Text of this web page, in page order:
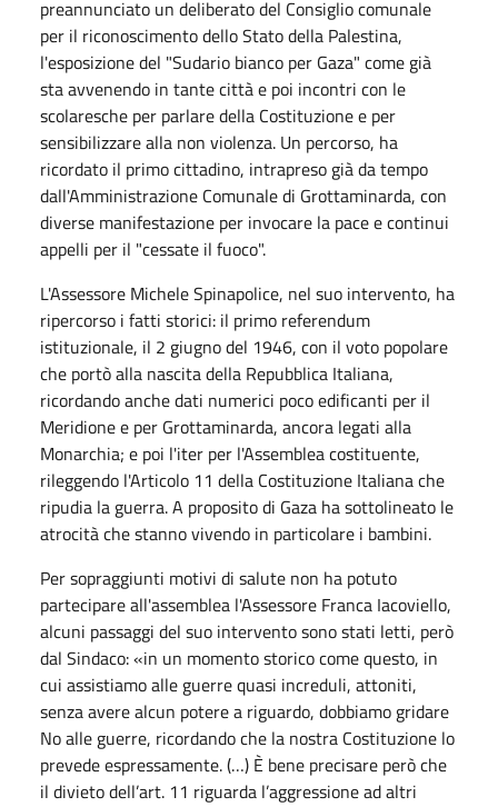
preannunciato un deliberato del Consiglio comunale
per il riconoscimento dello Stato della Palestina,
l'esposizione del "Sudario bianco per Gaza" come già
sta avvenendo in tante città e poi incontri con le
scolaresche per parlare della Costituzione e per
sensibilizzare alla non violenza. Un percorso, ha
ricordato il primo cittadino, intrapreso già da tempo
dall'Amministrazione Comunale di Grottaminarda, con
diverse manifestazione per invocare la pace e continui
appelli per il "cessate il fuoco".
L'Assessore Michele Spinapolice, nel suo intervento, ha
ripercorso i fatti storici: il primo referendum
istituzionale, il 2 giugno del 1946, con il voto popolare
che portò alla nascita della Repubblica Italiana,
ricordando anche dati numerici poco edificanti per il
Meridione e per Grottaminarda, ancora legati alla
Monarchia; e poi l'iter per l'Assemblea costituente,
rileggendo l'Articolo 11 della Costituzione Italiana che
ripudia la guerra. A proposito di Gaza ha sottolineato le
atrocità che stanno vivendo in particolare i bambini.
Per sopraggiunti motivi di salute non ha potuto
partecipare all'assemblea l'Assessore Franca Iacoviello,
alcuni passaggi del suo intervento sono stati letti, però
dal Sindaco: «in un momento storico come questo, in
cui assistiamo alle guerre quasi increduli, attoniti,
senza avere alcun potere a riguardo, dobbiamo gridare
No alle guerre, ricordando che la nostra Costituzione lo
prevede espressamente. (…) È bene precisare però che
il divieto dell’art. 11 riguarda l’aggressione ad altri